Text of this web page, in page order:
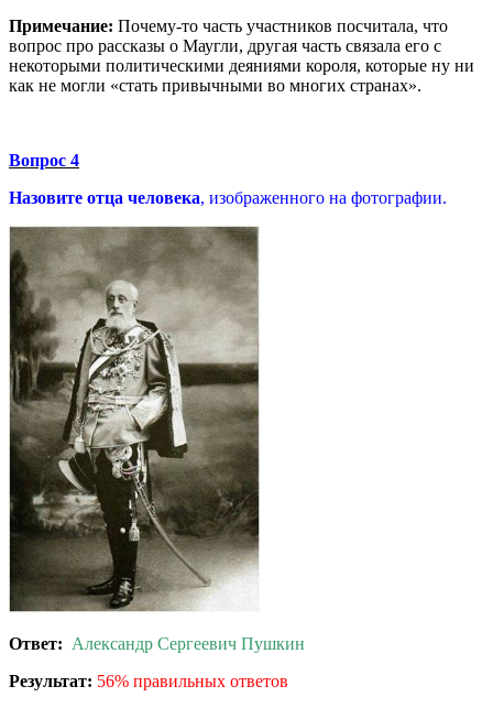
Примечание: Почему-то часть участников посчитала, что
вопрос про рассказы о Маугли, другая часть связала его с
некоторыми политическими деяниями короля, которые ну ни
как не могли «стать привычными во многих странах».
Вопрос 4
Назовите отца человека, изображенного на фотографии.
Ответ: Александр Сергеевич Пушкин
Результат: 56% правильных ответов